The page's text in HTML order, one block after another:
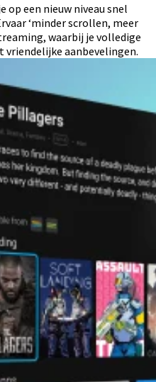
op een nieuw niveau snel
‘minder scrollen, meer
waarbij je volledige
aanbevelingen.